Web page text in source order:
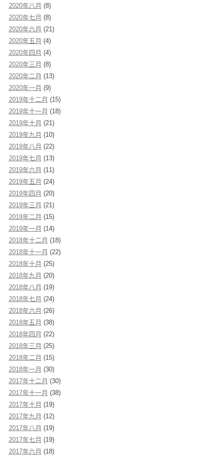
2020年八月 (8)
2020年七月 (8)
2020年六月 (21)
2020年五月 (4)
2020年四月 (4)
2020年三月 (8)
2020年二月 (13)
2020年一月 (9)
2019年十二月 (15)
2019年十一月 (18)
2019年十月 (21)
2019年九月 (10)
2019年八月 (22)
2019年七月 (13)
2019年六月 (11)
2019年五月 (24)
2019年四月 (20)
2019年三月 (21)
2019年二月 (15)
2019年一月 (14)
2018年十二月 (18)
2018年十一月 (22)
2018年十月 (25)
2018年九月 (20)
2018年八月 (19)
2018年七月 (24)
2018年六月 (26)
2018年五月 (38)
2018年四月 (22)
2018年三月 (25)
2018年二月 (15)
2018年一月 (30)
2017年十二月 (30)
2017年十一月 (38)
2017年十月 (19)
2017年九月 (12)
2017年八月 (19)
2017年七月 (19)
2017年六月 (18)